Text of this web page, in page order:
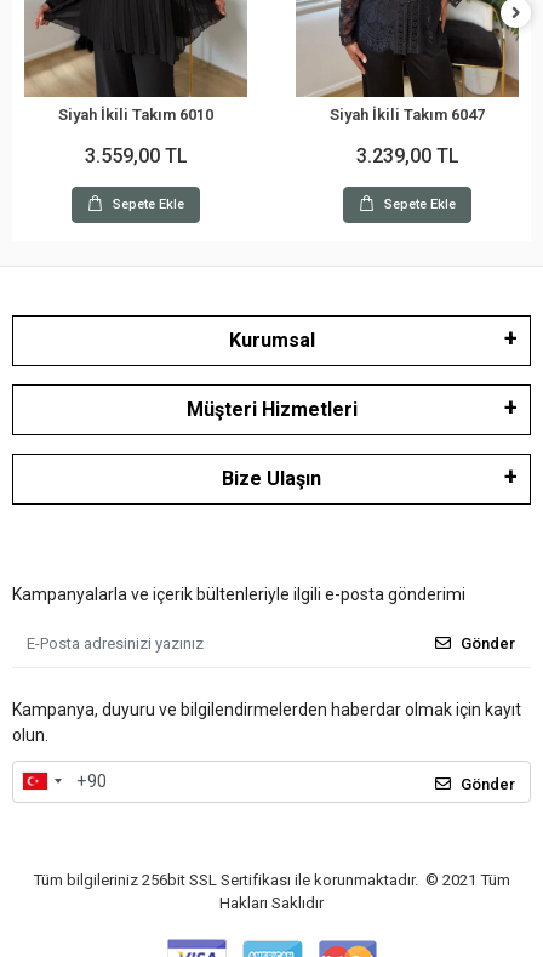
Siyah İkili Takım 6010
3.559,00 TL
Sepete Ekle
Siyah İkili Takım 6047
3.239,00 TL
Sepete Ekle
Kurumsal
Müşteri Hizmetleri
Bize Ulaşın
Kampanyalarla ve içerik bültenleriyle ilgili e-posta gönderimi
Gönder
Kampanya, duyuru ve bilgilendirmelerden haberdar olmak için kayıt
olun.
Gönder
Tüm bilgileriniz 256bit SSL Sertifikası ile korunmaktadır. © 2021 Tüm
Hakları Saklıdır